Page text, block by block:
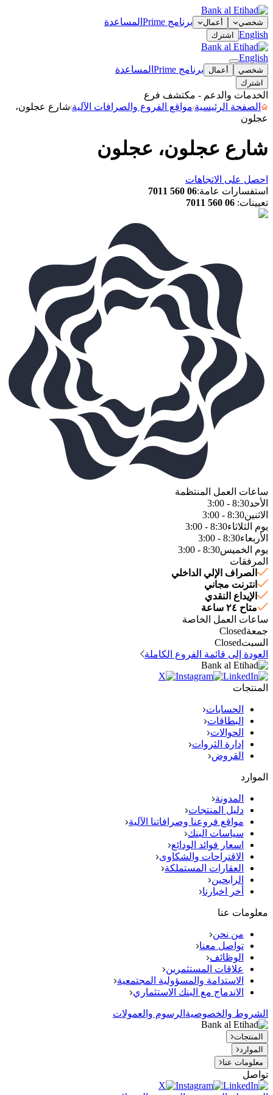
شخصي أعمال برنامج Prime
المساعدة
English
اشترك
English
شخصي أعمال برنامج Prime المساعدة
اشترك
الخدمات والدعم - مكتشف فرع
الصفحة الرئيسية مواقع الفروع والصرافات الآلية شارع عجلون،
عجلون
شارع عجلون، عجلون
احصل على الاتجاهات
استفسارات عامة:
06 560 7011
تعيينات:
06 560 7011
ساعات العمل المنتظمة
الأحد8:30 - 3:00
الاثنين8:30 - 3:00
يوم الثلاثاء8:30 - 3:00
الأربعاء8:30 - 3:00
يوم الخميس8:30 - 3:00
المرفقات
الصراف الإلي الداخلي
انترنت مجاني
الإيداع النقدي
متاح ٢٤ ساعة
ساعات العمل الخاصة
جمعةClosed
السبتClosed
العودة إلى قائمة الفروع الكاملة
المنتجات
الحسابات
البطاقات
الحوالات
إدارة الثروات
القروض
الموارد
المدونة
دليل المنتجات
مواقع فروعنا وصرافاتنا الآلية
سياسات البنك
اسعار فوائد الودائع
الاقتراحات والشكاوى
العقارات المستملكة
الرابحين
أخر اخبارنا
معلومات عنا
من نحن
تواصل معنا
الوظائف
علاقات المستثمرين
الاستدامة والمسؤولية المجتمعية
الاندماج مع البنك الاستثماري
الشروط والخصوصية الرسوم والعمولات
المنتجات
الموارد
معلومات عنا
تواصل